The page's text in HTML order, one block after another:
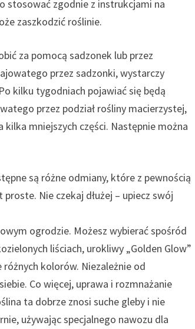
stosować zgodnie z instrukcjami na
zaszkodzić roślinie.
za pomocą sadzonek lub przez
przez sadzonki, wystarczy
kilku tygodniach pojawiać się będą
przez podział rośliny macierzystej,
mniejszych części. Następnie można
są różne odmiany, które z pewnością
Nie czekaj dłużej – upiecz swój
ogrodzie. Możesz wybierać spośród
liściach, urokliwy „Golden Glow”
kolorów. Niezależnie od
Co więcej, uprawa i rozmnażanie
ta dobrze znosi suche gleby i nie
używając specjalnego nawozu dla